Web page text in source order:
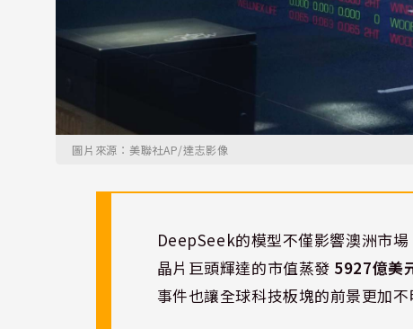
圖片來源：美聯社AP/達志影像
DeepSeek的模型不僅影響澳洲市
晶片巨頭輝達的市值蒸發 5927億美
事件也讓全球科技板塊的前景更加不